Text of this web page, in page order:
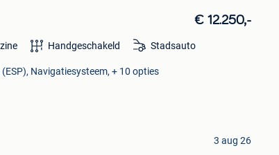
€ 12.250,-
Handgeschakeld Stadsauto
Navigatiesysteem, + 10 opties
3 aug 26